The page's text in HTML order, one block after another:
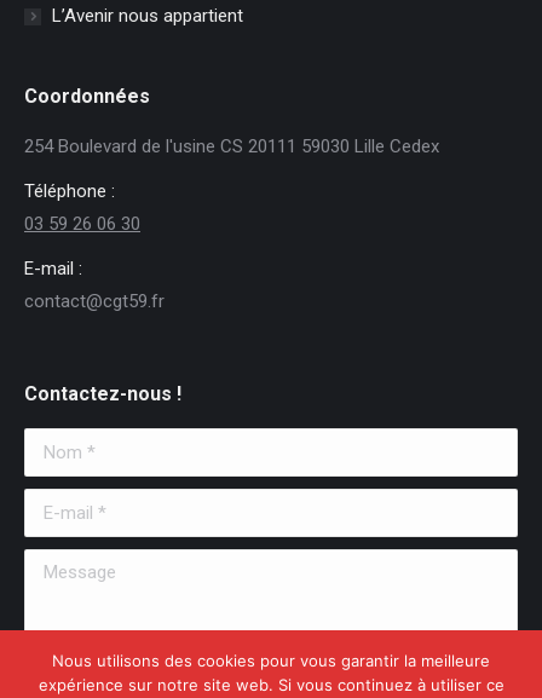
L’Avenir nous appartient
Coordonnées
254 Boulevard de l'usine CS 20111 59030 Lille Cedex
Téléphone :
03 59 26 06 30
E-mail :
contact@cgt59.fr
Contactez-nous !
Nom *
E-mail *
Message
Nous utilisons des cookies pour vous garantir la meilleure
expérience sur notre site web. Si vous continuez à utiliser ce